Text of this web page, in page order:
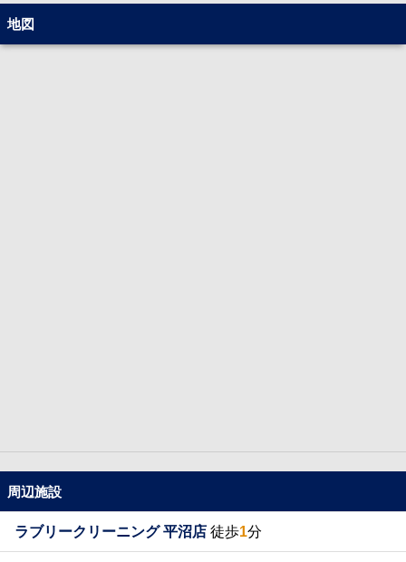
地図
周辺施設
ラブリークリーニング 平沼店 徒歩1分